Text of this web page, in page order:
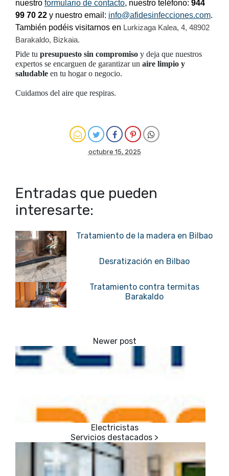
nuestro formulario de contacto, nuestro teléfono: 944
99 70 22 y nuestro email: info@afidesinfecciones.com.
También podéis visitarnos en Lurkizaga Kalea, 4, 48902
Barakaldo, Bizkaia.
Pide tu presupuesto sin compromiso y deja que nuestros
expertos se encarguen de garantizar un aire limpio y
saludable en tu hogar o negocio.
Cuidamos del aire que respiras.
octubre 15, 2025
Entradas que pueden
interesarte:
Tratamiento de la madera en Bilbao
Desratización en Bilbao
Tratamiento contra termitas
Barakaldo
Electricistas